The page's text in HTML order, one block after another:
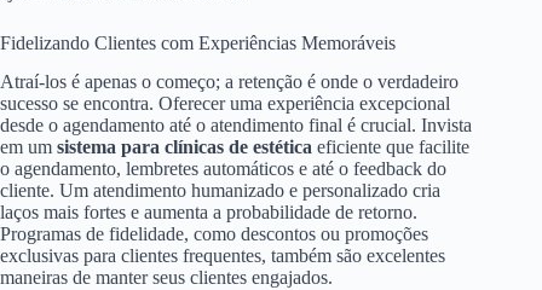
Fidelizando Clientes com Experiências Memoráveis
Atraí-los é apenas o começo; a retenção é onde o verdadeiro
sucesso se encontra. Oferecer uma experiência excepcional
desde o agendamento até o atendimento final é crucial. Invista
em um sistema para clínicas de estética eficiente que facilite
o agendamento, lembretes automáticos e até o feedback do
cliente. Um atendimento humanizado e personalizado cria
laços mais fortes e aumenta a probabilidade de retorno.
Programas de fidelidade, como descontos ou promoções
exclusivas para clientes frequentes, também são excelentes
maneiras de manter seus clientes engajados.